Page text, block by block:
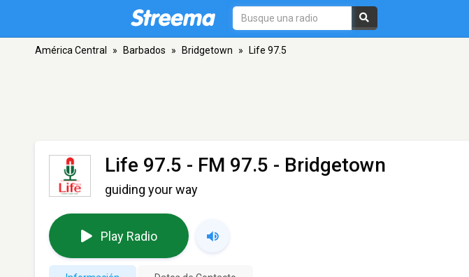
América Central » Barbados » Bridgetown » Life 97.5
Life 97.5 - FM 97.5 - Bridgetown
guiding your way
Play Radio